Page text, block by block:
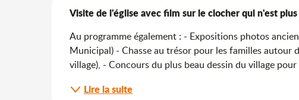
Visite de l'église avec film sur le clocher qui n'est plus
Au programme également : - Expositions photos
Municipal) - Chasse au trésor pour les familles autour
village), - Concours du plus beau dessin du village
Lire la suite